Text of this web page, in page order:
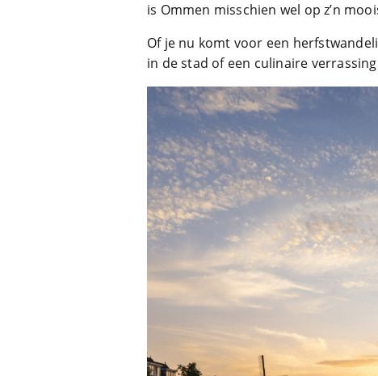
is Ommen misschien wel op z’n
Of je nu komt voor een
in de stad of een culinaire